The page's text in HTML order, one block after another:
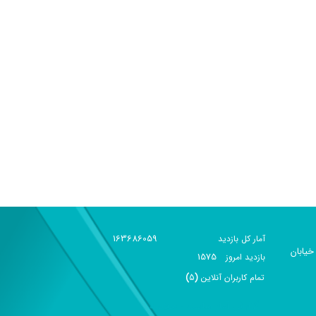
آمار کل بازدید 163686059
بازديد امروز 1575
تمام کاربران آنلاين (
5
)
گزارش آمار سایت - خلاصه